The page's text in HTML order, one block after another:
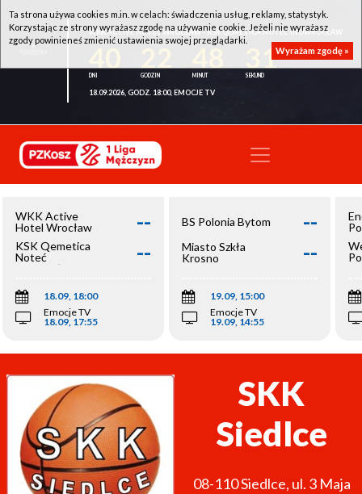
WKK ACTIVE HOTEL WROCŁAW - KSK QEMETICA NOTEĆ INOWROCŁAW
31
18.09.2026, GODZ. 18:00, EMOCJE TV
WKK Active
Hotel Wrocław
--
KSK Qemetica
Noteć
Inowrocław
--
18.09, 18:00
Emocje TV
18.09, 17:55
BS Polonia Bytom --
Miasto Szkła
Krosno
--
19.09, 15:00
Emocje TV
19.09, 14:55
SKK
Siedlce
08-110Siedlce, ul. 3 Maja
Ta strona używa cookies m.in. w celach: świadczenia usług, reklamy, statystyk.
Korzystając ze strony wyrażasz zgodę na używanie cookie. Jeżeli nie wyrażasz
zgody powinieneś zmienić ustawienia swojej przeglądarki.
Wyrażam zgodę »